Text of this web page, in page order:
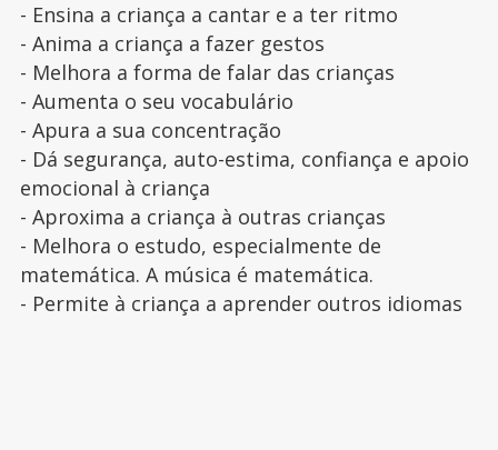
- Ensina a criança a cantar e a ter ritmo
- Anima a criança a fazer gestos
- Melhora a forma de falar das crianças
- Aumenta o seu vocabulário
- Apura a sua concentração
- Dá segurança, auto-estima, confiança e apoio
emocional à criança
- Aproxima a criança à outras crianças
- Melhora o estudo, especialmente de
matemática. A música é matemática.
- Permite à criança a aprender outros idiomas